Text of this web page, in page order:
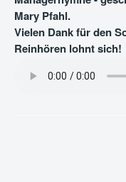
Mary Pfahl.
Vielen Dank für den
Reinhören lohnt sich!